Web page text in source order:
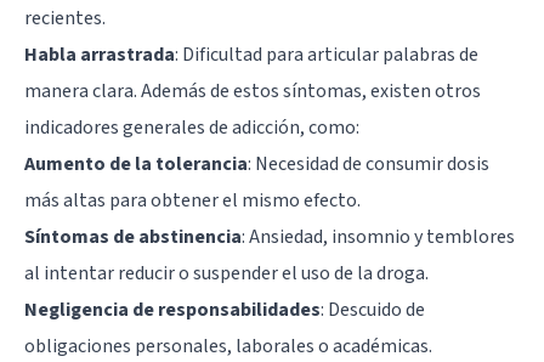
recientes.
Habla arrastrada: Dificultad para articular palabras de
manera clara. Además de estos síntomas, existen otros
indicadores generales de adicción, como:
Aumento de la tolerancia: Necesidad de consumir dosis
más altas para obtener el mismo efecto.
Síntomas de abstinencia: Ansiedad, insomnio y temblores
al intentar reducir o suspender el uso de la droga.
Negligencia de responsabilidades: Descuido de
obligaciones personales, laborales o académicas.